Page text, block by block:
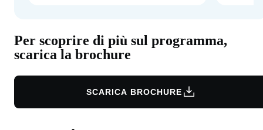
Per scoprire di più sul programma,
scarica la brochure
SCARICA BROCHURE